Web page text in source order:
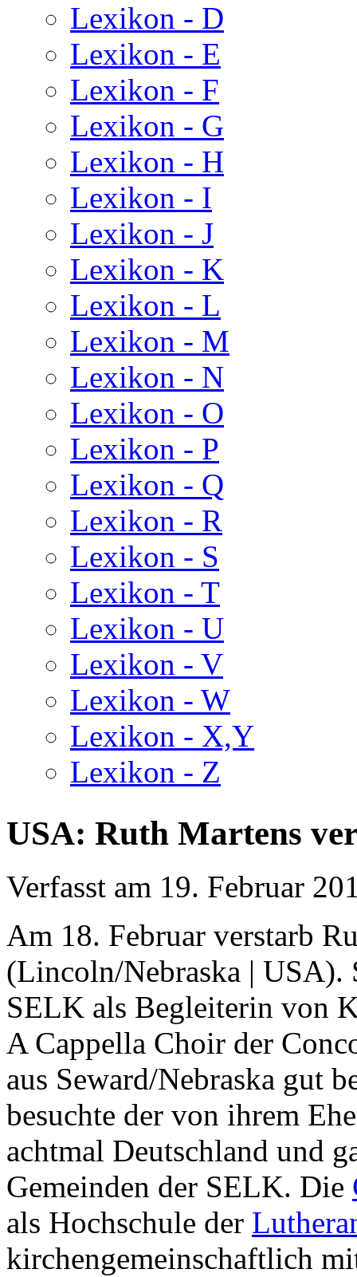
Lexikon - D
Lexikon - E
Lexikon - F
Lexikon - G
Lexikon - H
Lexikon - I
Lexikon - J
Lexikon - K
Lexikon - L
Lexikon - M
Lexikon - N
Lexikon - O
Lexikon - P
Lexikon - Q
Lexikon - R
Lexikon - S
Lexikon - T
Lexikon - U
Lexikon - V
Lexikon - W
Lexikon - X,Y
Lexikon - Z
USA: Ruth Martens
Verfasst am 19. Februar
Am 18. Februar verstarb
(Lincoln/Nebraska | USA).
SELK als Begleiterin von
A Cappella Choir der
aus Seward/Nebraska gut
besuchte der von ihrem
achtmal Deutschland und
Gemeinden der SELK. Die
als Hochschule der
kirchengemeinschaftlich